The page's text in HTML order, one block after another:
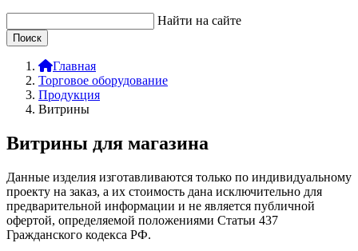
Найти на сайте
Главная
Торговое оборудование
Продукция
Витрины
Витрины для магазина
Данные изделия изготавливаются только по индивидуальному
проекту на заказ, а их стоимость дана исключительно для
предварительной информации и не является публичной
офертой, определяемой положениями Статьи 437
Гражданского кодекса РФ.